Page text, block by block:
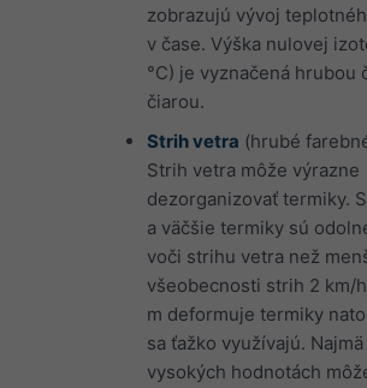
zobrazujú vývoj
v čase. Výška nulovej
°C) je vyznačená hrubou
čiarou.
Strih vetra (hrubé
Strih vetra môže výrazne
dezorganizovať termiky.
a väčšie termiky sú
voči strihu vetra než
všeobecnosti strih 2 km/
m deformuje termiky
sa ťažko využívajú.
vysokých hodnotách